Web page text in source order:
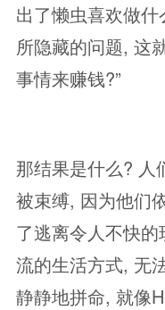
出了懒虫喜欢做
所隐藏的问题, 这
事情来赚钱?”
那结果是什么? 人
被束缚, 因为他们
了逃离令人不快
流的生活方式, 无
静静地拼命, 就像